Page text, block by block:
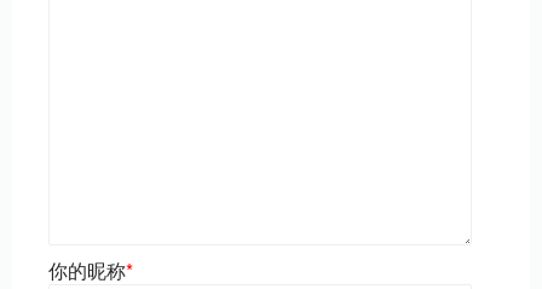
你的昵称*